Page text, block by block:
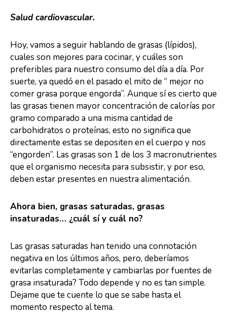
Salud cardiovascular.
Hoy, vamos a seguir hablando de grasas (lípidos),
cuales son mejores para cocinar, y cuáles son
preferibles para nuestro consumo del día a día. Por
suerte, ya quedó en el pasado el mito de “ mejor no
comer grasa porque engorda”. Aunque sí es cierto que
las grasas tienen mayor concentración de calorías por
gramo comparado a una misma cantidad de
carbohidratos o proteínas, esto no significa que
directamente estas se depositen en el cuerpo y nos
“engorden”. Las grasas son 1 de los 3 macronutrientes
que el organismo necesita para subsistir, y por eso,
deben estar presentes en nuestra alimentación.
Ahora bien, grasas saturadas, grasas
insaturadas… ¿cuál sí y cuál no?
Las grasas saturadas han tenido una connotación
negativa en los últimos años, pero, deberíamos
evitarlas completamente y cambiarlas por fuentes de
grasa insaturada? Todo depende y no es tan simple.
Dejame que te cuente lo que se sabe hasta el
momento respecto al tema.